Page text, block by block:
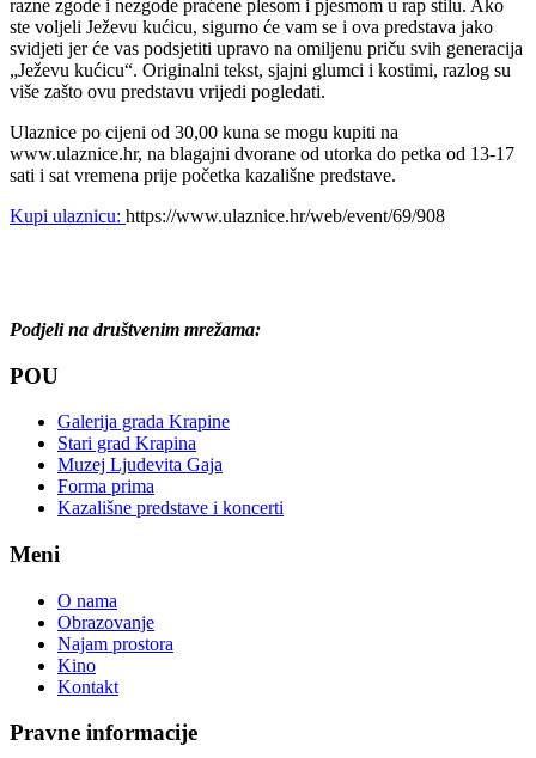
razne zgode i nezgode praćene plesom i pjesmom u rap stilu. Ako
ste voljeli Ježevu kućicu, sigurno će vam se i ova predstava jako
svidjeti jer će vas podsjetiti upravo na omiljenu priču svih generacija
„Ježevu kućicu“. Originalni tekst, sjajni glumci i kostimi, razlog su
više zašto ovu predstavu vrijedi pogledati.
Ulaznice po cijeni od 30,00 kuna se mogu kupiti na
www.ulaznice.hr, na blagajni dvorane od utorka do petka od 13-17
sati i sat vremena prije početka kazališne predstave.
Kupi ulaznicu: https://www.ulaznice.hr/web/event/69/908
Podjeli na društvenim mrežama:
POU
Galerija grada Krapine
Stari grad Krapina
Muzej Ljudevita Gaja
Forma prima
Kazališne predstave i koncerti
Meni
O nama
Obrazovanje
Najam prostora
Kino
Kontakt
Pravne informacije